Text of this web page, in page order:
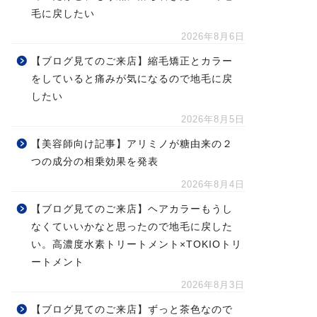
毛に戻したい
2026年8月6日
【ブログ見てのご来店】縮毛矯正とカラー
をしていると痛みが気になるので地毛に戻
したい
2026年8月5日
【美容師向け記事】アリミノが糖由来の２
つの成分の相乗効果を発表
2026年8月4日
【ブログ見てのご来店】ヘアカラーもうし
なくていいかなと思ったので地毛に戻した
い。高濃度水素トリートメント×TOKIOトリ
ートメント
2026年8月3日
【ブログ見てのご来店】ずっと茶色なので